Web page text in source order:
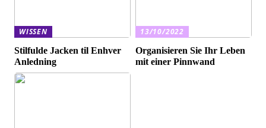
WISSEN
Stilfulde Jacken til Enhver
Anledning
13/10/2022
Organisieren Sie Ihr Leben
mit einer Pinnwand